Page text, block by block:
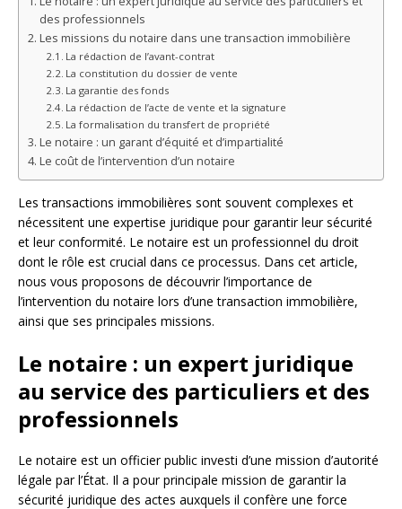
des professionnels
Les missions du notaire dans une transaction immobilière
La rédaction de l’avant-contrat
La constitution du dossier de vente
La garantie des fonds
La rédaction de l’acte de vente et la signature
La formalisation du transfert de propriété
Le notaire : un garant d’équité et d’impartialité
Le coût de l’intervention d’un notaire
Les transactions immobilières sont souvent complexes et
nécessitent une expertise juridique pour garantir leur sécurité
et leur conformité. Le notaire est un professionnel du droit
dont le rôle est crucial dans ce processus. Dans cet article,
nous vous proposons de découvrir l’importance de
l’intervention du notaire lors d’une transaction immobilière,
ainsi que ses principales missions.
Le notaire : un expert juridique
au service des particuliers et des
professionnels
Le notaire est un officier public investi d’une mission d’autorité
légale par l’État. Il a pour principale mission de garantir la
sécurité juridique des actes auxquels il confère une force